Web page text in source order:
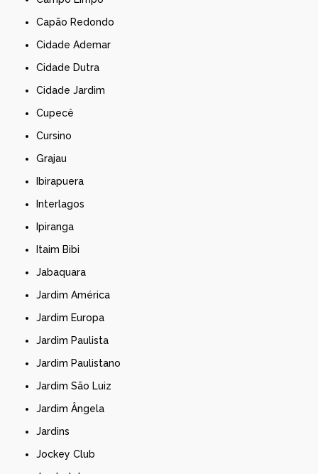
Capão Redondo
Cidade Ademar
Cidade Dutra
Cidade Jardim
Cupecê
Cursino
Grajau
Ibirapuera
Interlagos
Ipiranga
Itaim Bibi
Jabaquara
Jardim América
Jardim Europa
Jardim Paulista
Jardim Paulistano
Jardim São Luiz
Jardim Ângela
Jardins
Jockey Club